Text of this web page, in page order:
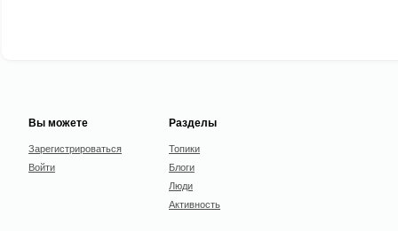
Вы можете
Зарегистрироваться
Войти
Разделы
Топики
Блоги
Люди
Активность